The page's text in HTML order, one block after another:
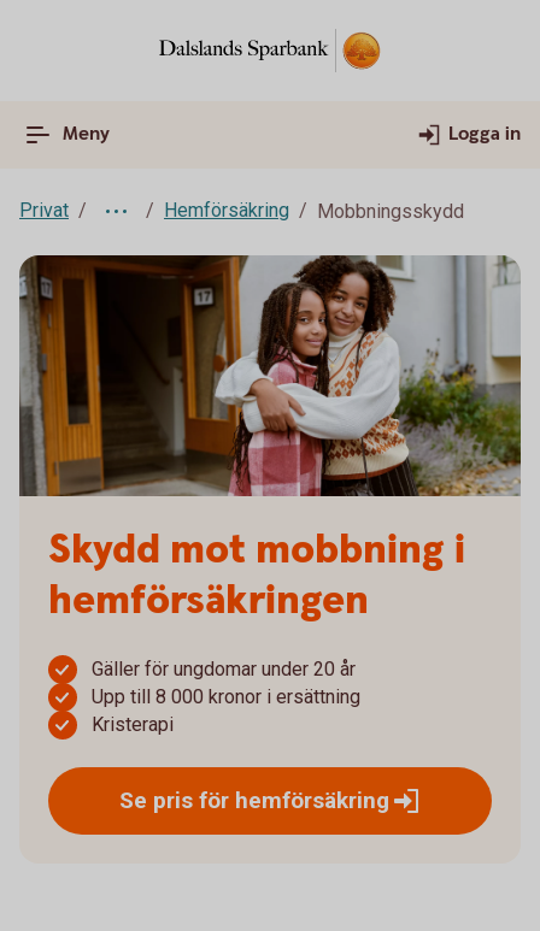
Meny Logga in
Privat Hemförsäkring Mobbningsskydd
Skydd mot mobbning i
hemförsäkringen
Gäller för ungdomar under 20 år
Upp till 8 000 kronor i ersättning
Kristerapi
Se pris för hemförsäkring